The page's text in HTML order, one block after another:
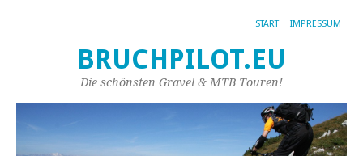
START IMPRESSUM
BRUCHPILOT.EU
Die schönsten Gravel & MTB Touren!